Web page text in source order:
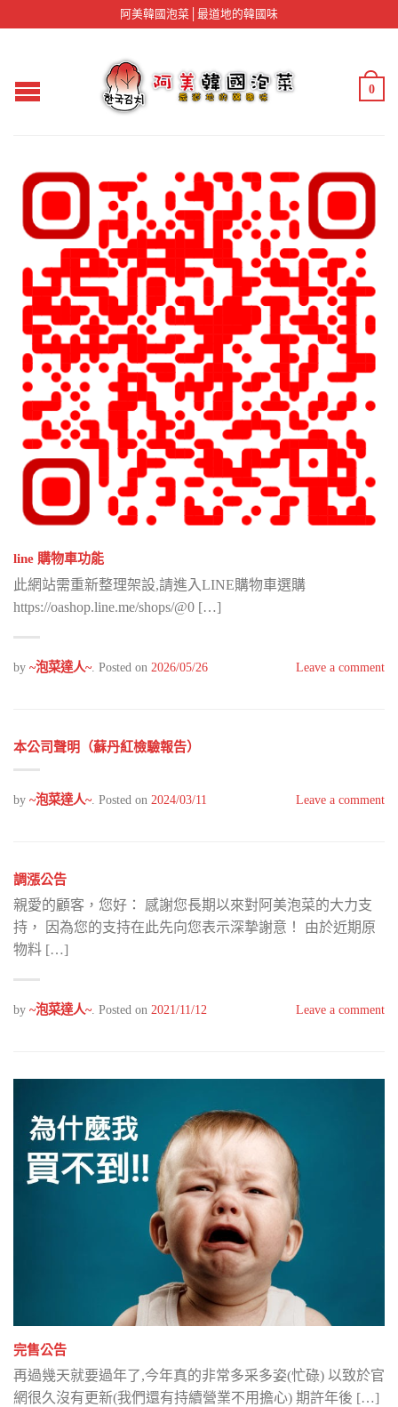
阿美韓國泡菜│最道地的韓國味
0
line 購物車功能
此網站需重新整理架設,請進入LINE購物車選購
https://oashop.line.me/shops/@0 […]
by ~泡菜達人~ Posted on 2026/05/26 Leave a comment
本公司聲明（蘇丹紅檢驗報告）
by ~泡菜達人~ Posted on 2024/03/11 Leave a comment
調漲公告
親愛的顧客，您好： 感謝您長期以來對阿美泡菜的大力支
持， 因為您的支持在此先向您表示深摯謝意！ 由於近期原
物料 […]
by ~泡菜達人~ Posted on 2021/11/12 Leave a comment
完售公告
再過幾天就要過年了,今年真的非常多采多姿(忙碌) 以致於官
網很久沒有更新(我們還有持續營業不用擔心) 期許年後 […]